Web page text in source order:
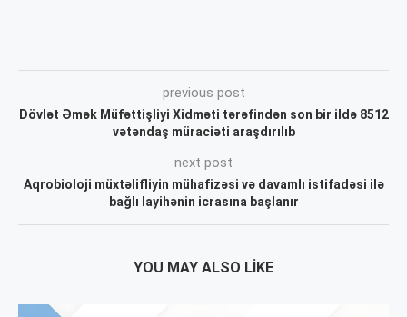
previous post
Dövlət Əmək Müfəttişliyi Xidməti tərəfindən son bir ildə 8512
vətəndaş müraciəti araşdırılıb
next post
Aqrobioloji müxtəlifliyin mühafizəsi və davamlı istifadəsi ilə
bağlı layihənin icrasına başlanır
YOU MAY ALSO LIKE